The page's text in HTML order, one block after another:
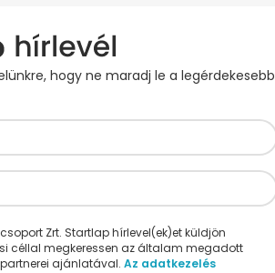
hogy ne maradj le a legérdekesebb
Zrt. Startlap hírlevel(ek)et küldjön
céllal megkeressen az általam megadott
ajánlatával. Az adatkezelés